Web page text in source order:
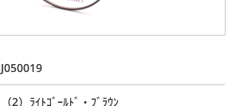
J050019
（2）ﾗｲﾄｺﾞｰﾙﾄﾞ・ﾌﾞﾗｳﾝ